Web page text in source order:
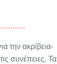
την ακρίβεια-
συνέπειες. Τα